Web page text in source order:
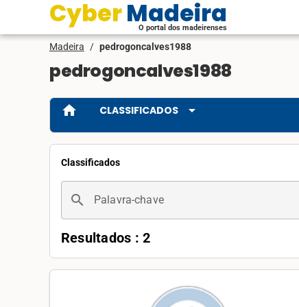
Cyber Madeira
O portal dos madeirenses
Madeira / pedrogoncalves1988
pedrogoncalves1988
home CLASSIFICADOS arrow_drop_down
Classificados
search Palavra-chave
Resultados : 2